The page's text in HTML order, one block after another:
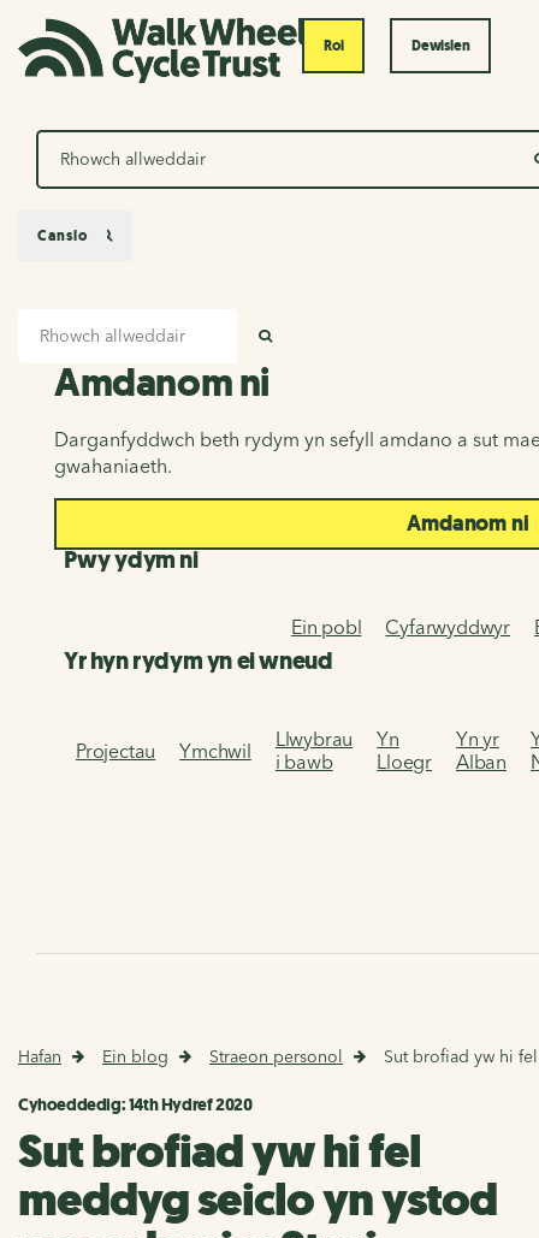
Roi Dewislen
Chwilio
Amdanom ni
Amdanom ni
Darganfyddwch beth rydym yn sefyll amdano a sut
gwahaniaeth.
Amdanom ni
Pwy ydym ni
Ein pobl Cyfarwyddwyr
Yr hyn rydym yn ei wneud
Projectau Ymchwil
Llwybrau
i bawb
Yn
Lloegr
Yn yr
Alban
Canslo
Hafan Ein blog Straeon personol Sut brofiad yw hi
Cyhoeddedig: 14th Hydref 2020
Sut brofiad yw hi fel
meddyg seiclo yn ystod